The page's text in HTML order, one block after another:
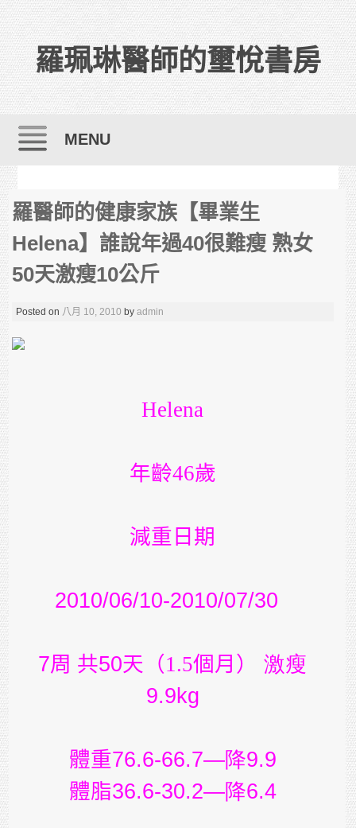
羅珮琳醫師的璽悅書房
MENU
羅醫師的健康家族【畢業生
Helena】誰說年過40很難瘦 熟女
50天激瘦10公斤
Posted on 八月 10, 2010 byadmin
Helena
年齡46歲
減重日期
2010/06/10-2010/07/30
7周 共50天（1.5個月）
激瘦
9.9kg
體重76.6-66.7—降9.9
體脂36.6-30.2—降6.4